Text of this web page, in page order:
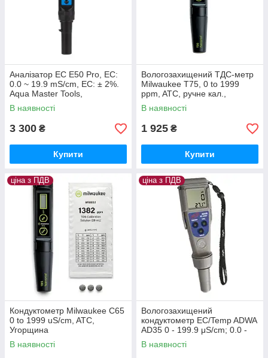
Аналізатор EC E50 Pro, EC:
0.0 ~ 19.9 mS/cm, EC: ± 2%.
Aqua Master Tools,
Нідерланди, 1005
В наявності
3 300 ₴
Купити
Вологозахищений ТДС-метр
Milwaukee Т75, 0 to 1999
ppm, ATC, ручне кал.,
Угорщина
В наявності
1 925 ₴
Купити
ціна з ПДВ
Кондуктометр Milwaukee C65
0 to 1999 uS/cm, ATC,
Угорщина
В наявності
ціна з ПДВ
Вологозахищений
кондуктометр EC/Temp ADWA
AD35 0 - 199.9 μS/cm; 0.0 -
60.0 °C, АТС,
Автокалібрування, Угорщина
В наявності